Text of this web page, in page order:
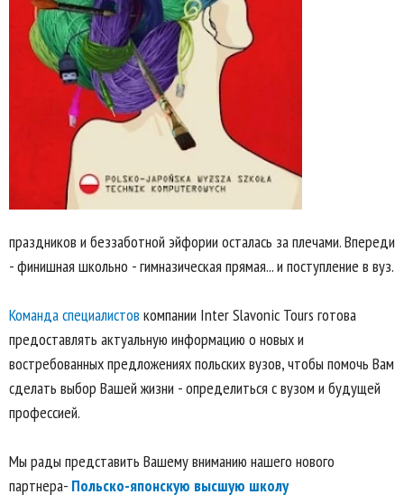
праздников и беззаботной эйфории осталась за плечами. Впереди
- финишная школьно - гимназическая прямая... и поступление в вуз.
Команда специалистов компании Inter Slavonic Tours готова
предоставлять актуальную информацию о новых и
востребованных предложениях польских вузов, чтобы помочь Вам
сделать выбор Вашей жизни - определиться с вузом и будущей
профессией.
Мы рады представить Вашему вниманию нашего нового
партнера- Польско-японскую высшую школу